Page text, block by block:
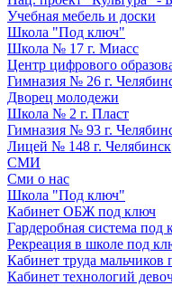
Учебная мебель и доски
Школа "Под ключ"
Школа № 17 г. Миасс
Центр цифрового
Гимназия № 26 г.
Дворец молодежи
Школа № 2 г. Пласт
Гимназия № 93 г.
Лицей № 148 г. Челябинск
СМИ
Сми о нас
Школа "Под ключ"
Кабинет ОБЖ под ключ
Гардеробная система под
Рекреация в школе под
Кабинет труда мальчиков
Кабинет технологий